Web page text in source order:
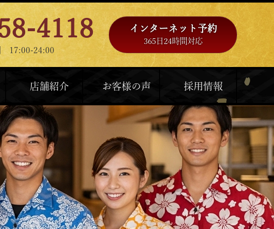
4118
17:00-24:00
インターネット予約
365日24時間対応
店舗紹介 お客様の声 採用情報